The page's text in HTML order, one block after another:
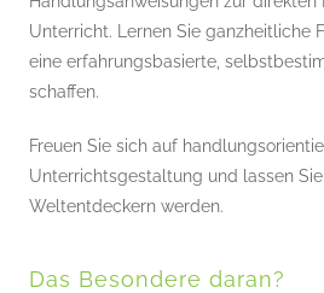
Unterricht. Lernen Sie ganzheitliche
eine erfahrungsbasierte,
schaffen.
Freuen Sie sich auf
Unterrichtsgestaltung und lassen
Weltentdeckern werden.
Das Besondere daran?